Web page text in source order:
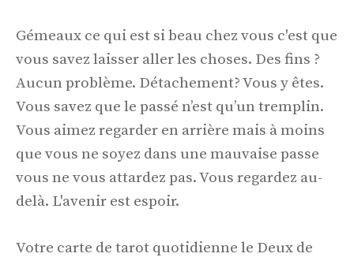
Gémeaux ce qui est si beau chez vous c'est que
vous savez laisser aller les choses. Des fins ?
Aucun problème. Détachement? Vous y êtes.
Vous savez que le passé n’est qu’un tremplin.
Vous aimez regarder en arrière mais à moins
que vous ne soyez dans une mauvaise passe
vous ne vous attardez pas. Vous regardez au-
delà. L'avenir est espoir.
Votre carte de tarot quotidienne le Deux de